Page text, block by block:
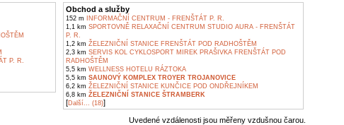
P. R.
Obchod a služby
152 m INFORMAČNÍ CENTRUM - FRENŠTÁT P. R.
1,1 km SPORTOVNĚ RELAXAČNÍ CENTRUM STUDIO AURA - FRENŠTÁT
P. R.
1,2 km ŽELEZNIČNÍ STANICE FRENŠTÁT POD RADHOŠTĚM
2,3 km SERVIS KOL CYKLOSPORT MIREK PRAŠIVKA FRENŠTÁT POD
RADHOŠTĚM
5,5 km WELLNESS HOTELU RÁZTOKA
5,5 km SAUNOVÝ KOMPLEX TROYER TROJANOVICE
6,2 km ŽELEZNIČNÍ STANICE KUNČICE POD ONDŘEJNÍKEM
6,8 km ŽELEZNIČNÍ STANICE ŠTRAMBERK
[Další... (18)]
Uvedené vzdálenosti jsou měřeny vzdušnou čarou.